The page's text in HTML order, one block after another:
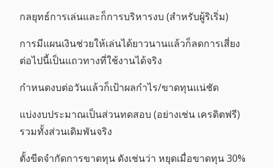
กลยุทธ์การเล่นและก็การบริหารงบ (สำหรับผู้ริเริ่ม)
การมีแผนเงินช่วยให้เล่นได้ยาวนานแล้วก็ลดการเสี่ยง
ต่อไปนี้เป็นแถวทางที่ใช้งานได้จริง
กำหนดงบต่อวันแล้วก็เป้าผลกำไร/ขาดทุนแน่ชัด
แบ่งงบประมาณเป็นส่วนทดสอบ (อย่างเช่น เครดิตฟรี)
รวมทั้งส่วนเดิมพันจริง
ตั้งขีดจำกัดการขาดทุน ดังเช่นว่า หยุดเมื่อขาดทุน 30%